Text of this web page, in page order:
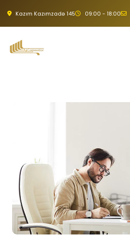
Kazım Kazımzadə 145 09:00 - 18:00